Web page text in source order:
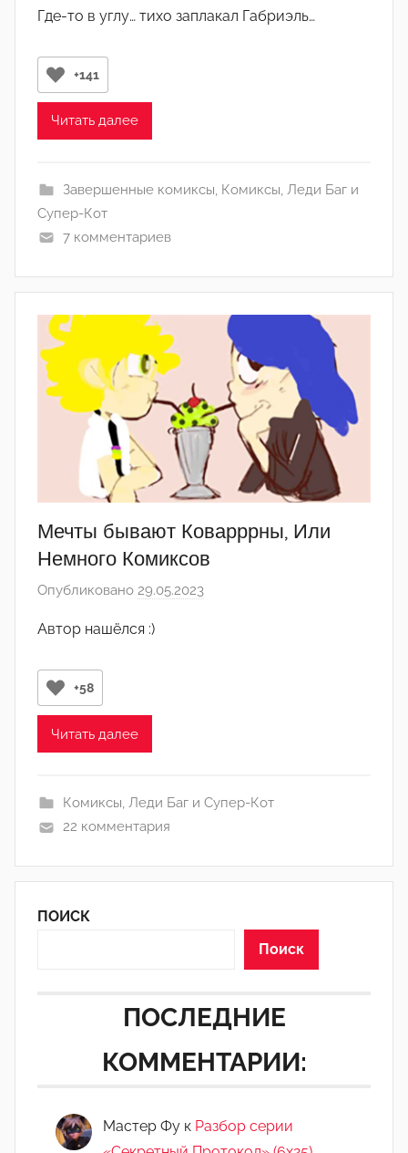
т
н
о
р
-
а
д
н
Где-то в углу… тихо заплакал Габриэль…
+141
Читать далее
Завершенные комиксы, Комиксы, Леди Баг и
Супер-Кот
7 комментариев
Мечты бывают Коварррны, Или
Немного Комиксов
Опубликовано 29.05.2023
т
Автор нашёлся :)
+58
Читать далее
Комиксы, Леди Баг и Супер-Кот
22 комментария
ПОИСК
Поиск
ПОСЛЕДНИЕ
КОММЕНТАРИИ:
Мастер Фу к Разбор серии